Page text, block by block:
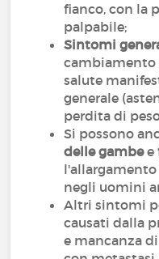
fianco, con la
palpabile;
Sintomi
cambiamento
salute
generale
perdita di
Si possono
delle gambee
negli uomini
Altri sintomi
causati dalla
e mancanza